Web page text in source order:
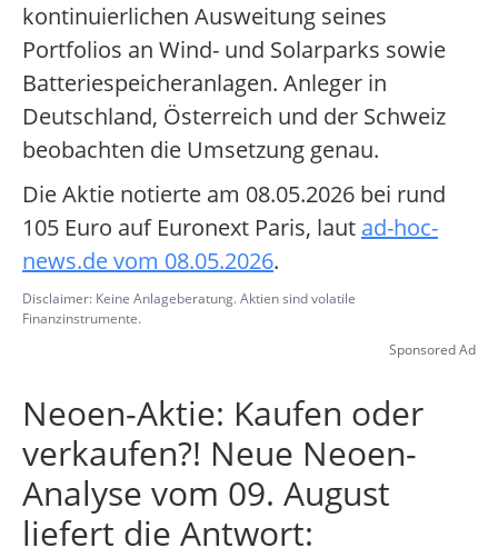
kontinuierlichen Ausweitung seines
Portfolios an Wind- und Solarparks sowie
Batteriespeicheranlagen. Anleger in
Deutschland, Österreich und der Schweiz
beobachten die Umsetzung genau.
Die Aktie notierte am 08.05.2026 bei rund
105 Euro auf Euronext Paris, laut ad-hoc-
news.de vom 08.05.2026.
Disclaimer: Keine Anlageberatung. Aktien sind volatile
Finanzinstrumente.
Sponsored Ad
Neoen-Aktie: Kaufen oder
verkaufen?! Neue Neoen-
Analyse vom 09. August
liefert die Antwort: